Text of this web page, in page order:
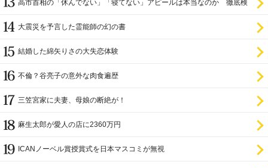
高市首相の「休んでない」「寝てない」アピールは本当なのか 徹底検
大震災を予言した霊能師の幻の書
結婚した綿矢りさの大失恋体験
不倫？谷亮子の意外な肉食遍歴
三笠宮家に夫妻、母娘の断絶が！
麻生太郎が愛人の店に2360万円
ICANノーベル賞授賞式を日本マスコミが無視